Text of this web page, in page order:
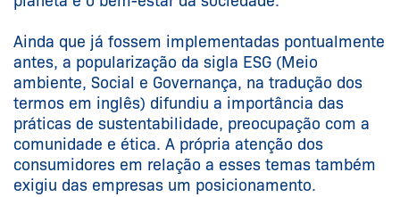
Ainda que já fossem implementadas pontualmente
antes, a popularização da sigla ESG (Meio
ambiente, Social e Governança, na tradução dos
termos em inglês) difundiu a importância das
práticas de sustentabilidade, preocupação com a
comunidade e ética. A própria atenção dos
consumidores em relação a esses temas também
exigiu das empresas um posicionamento.